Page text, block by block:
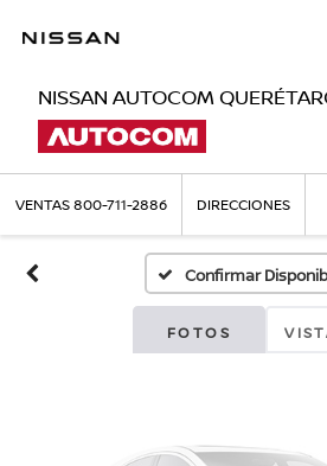
NISSAN AUTOCOM
VENTAS800-711-2886 DIRECCIONES
Confirmar
FOTOS
Por favor,